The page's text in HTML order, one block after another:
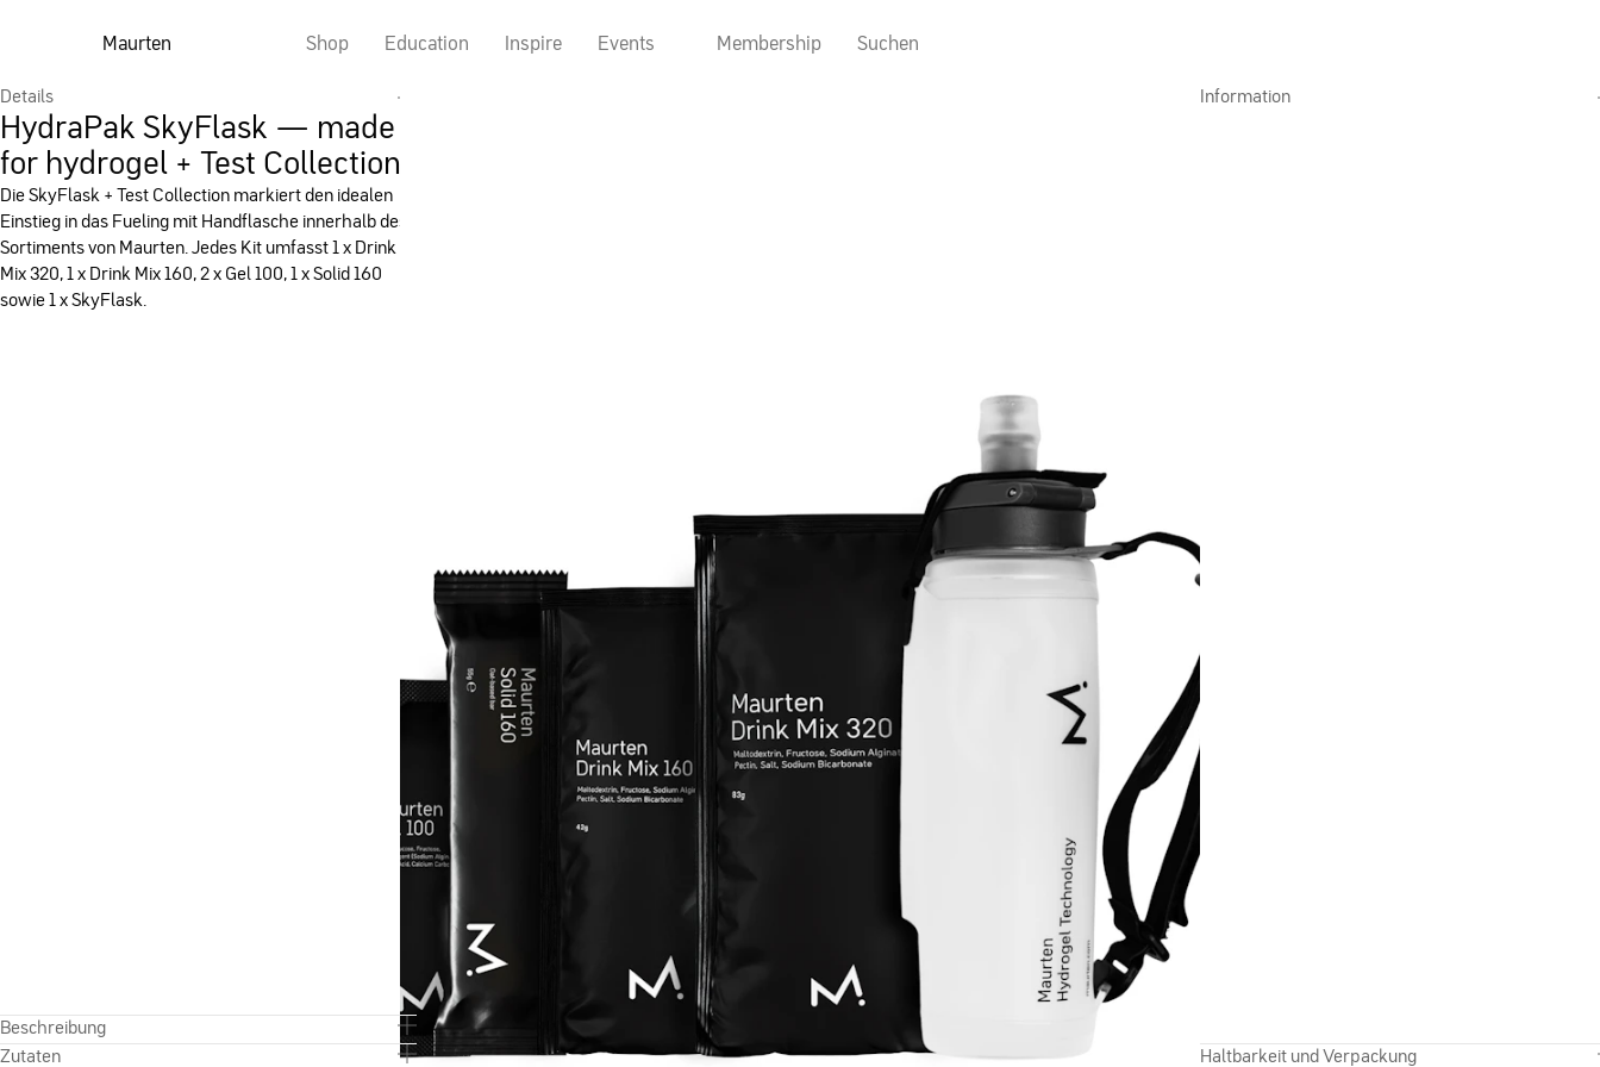
Maurten Shop Education Inspire Events Membership Suchen
Details
HydraPak SkyFlask — made
for hydrogel + Test Collection
Die SkyFlask + Test Collection markiert den idealen
Einstieg in das Fueling mit Handflasche innerhalb des
Sortiments von Maurten. Jedes Kit umfasst 1 x Drink
Mix 320, 1 x Drink Mix 160, 2 x Gel 100, 1 x Solid 160
sowie 1 x SkyFlask.
Beschreibung
Zutaten
Information
Haltbarkeit und Verpackung